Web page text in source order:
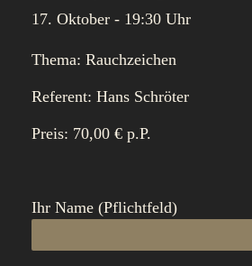
17. Oktober - 19:30 Uhr
Thema: Rauchzeichen
Referent: Hans Schröter
Preis: 70,00 € p.P.
Ihr Name (Pflichtfeld)